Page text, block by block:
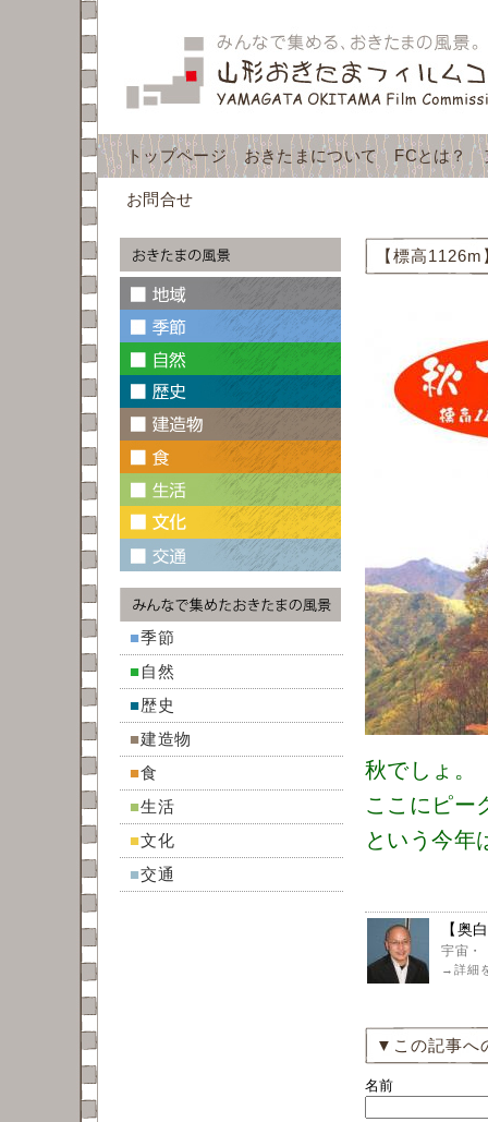
トップページ おきたまについて FCとは？
お問合せ
■季節
■自然
■歴史
■建造物
■食
■生活
■文化
■交通
【標高
秋でしょ
ここにピ
という今年
【奥
宇宙・
→ 詳細
▼この記事へ
名前